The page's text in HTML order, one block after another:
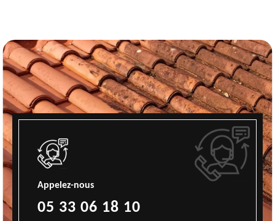
Appelez-nous
05 33 06 18 10